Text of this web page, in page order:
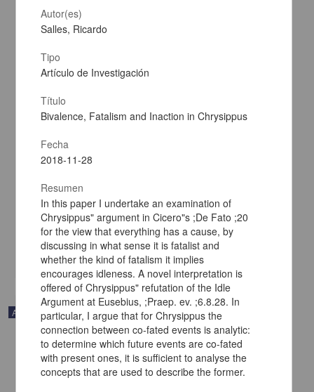
Les remèdes tirés des légumes et des fruits
Lejavitzer L., Amalia - Instituto de Investigaciones Filológicas,
UNAM
2023-07-06
Artes y Humanidades
Artículo
Autor(es)
Salles, Ricardo
Tipo
Artículo de Investigación
Título
Bivalence, Fatalism and Inaction in Chrysippus
Fecha
2018-11-28
Resumen
In this paper I undertake an examination of
Chrysippus" argument in Cicero"s ;De Fato ;20
for the view that everything has a cause, by
discussing in what sense it is fatalist and
whether the kind of fatalism it implies
encourages idleness. A novel interpretation is
offered of Chrysippus" refutation of the Idle
Argument at Eusebius, ;Praep. ev. ;6.8.28. In
particular, I argue that for Chrysippus the
connection between co-fated events is analytic:
to determine which future events are co-fated
with present ones, it is sufficient to analyse the
concepts that are used to describe the former.